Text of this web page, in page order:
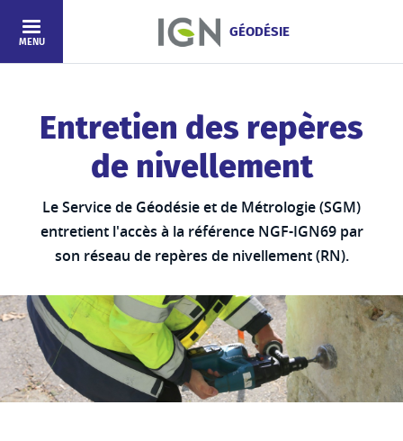
Aller au contenu principal
GÉODÉSIE
MENU
Entretien des repères
de nivellement
Le Service de Géodésie et de Métrologie (SGM)
entretient l'accès à la référence NGF-IGN69 par
son réseau de repères de nivellement (RN).